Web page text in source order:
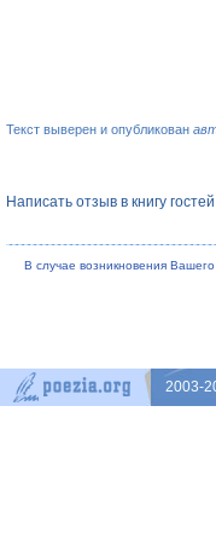
Текст выверен и опубликован
Написать отзыв в книгу
В случае возникновения
2003-